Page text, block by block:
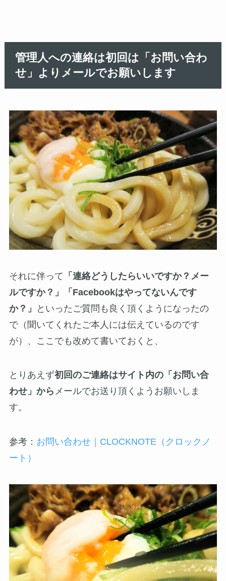
管理人への連絡は初回は「お問い合わ
せ」よりメールでお願いします
それに伴って 「連絡どうしたらいいですか？メー
ルですか？」「Facebookはやってないんです
か？」
といったご質問も良く頂くようになったの
で（聞いてくれたご本人には伝えているのです
が）、ここでも改めて書いておくと、
とりあえず初回のご連絡はサイト内の「お問い合
わせ」から メールでお送り頂くようお願いしま
す。
参考： お問い合わせ｜CLOCKNOTE（クロックノ
ート）